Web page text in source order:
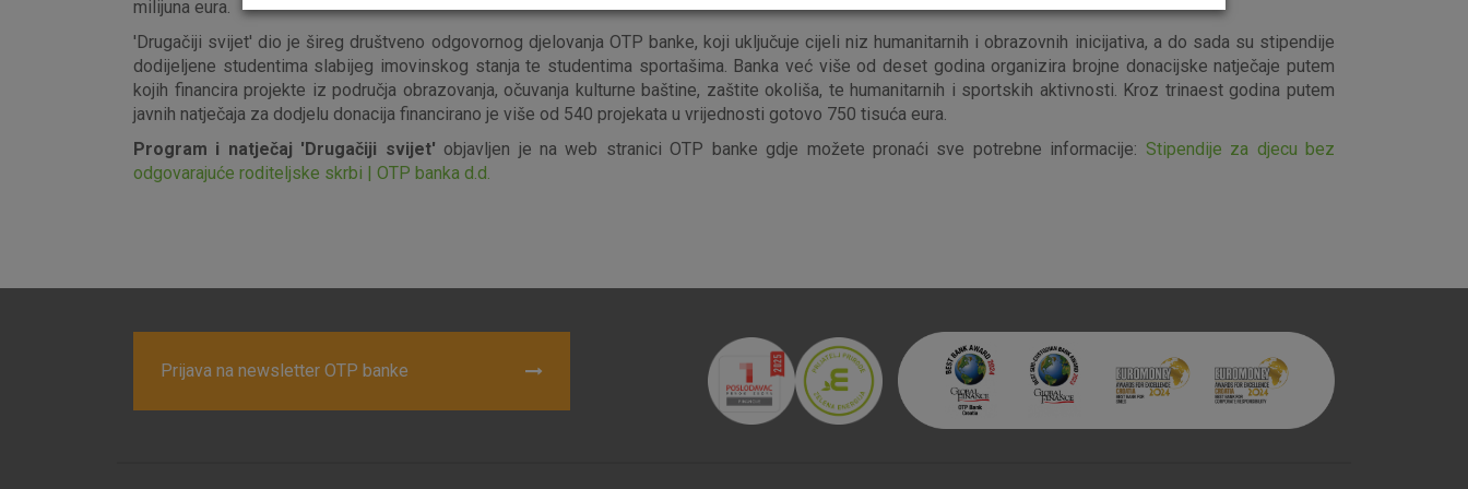
milijuna eura.
'Drugačiji svijet' dio je šireg društveno odgovornog djelovanja OTP banke, koji uključuje cijeli niz humanitarnih i obrazovnih inicijativa, a do sada su stipendije
dodijeljene studentima slabijeg imovinskog stanja te studentima sportašima. Banka već više od deset godina organizira brojne donacijske natječaje putem
kojih financira projekte iz područja obrazovanja, očuvanja kulturne baštine, zaštite okoliša, te humanitarnih i sportskih aktivnosti. Kroz trinaest godina putem
javnih natječaja za dodjelu donacija financirano je više od 540 projekata u vrijednosti gotovo 750 tisuća eura.
Program i natječaj 'Drugačiji svijet' objavljen je na web stranici OTP banke gdje možete pronaći sve potrebne informacije: Stipendije za djecu bez
odgovarajuće roditeljske skrbi | OTP banka d.d.
Prijava na newsletter OTP banke
Nužni
kolačići
kolačići
Nužni (tehnički) kolačići - uvijek aktivni
Ovi kolačići nužni su za funkcioniranje internetske stranice i ne mogu se